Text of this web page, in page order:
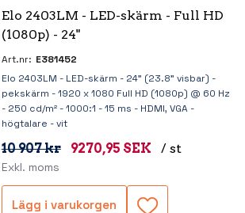
Elo 2403LM - LED-skärm - Full HD
(1080p) - 24"
Art.nr: E381452
Elo 2403LM - LED-skärm - 24" (23.8" visbar) -
pekskärm - 1920 x 1080 Full HD (1080p) @ 60 Hz
- 250 cd/m² - 1000:1 - 15 ms - HDMI, VGA -
högtalare - vit
10 907 kr 9270,95 SEK / st
Exkl. moms
Lägg i varukorgen